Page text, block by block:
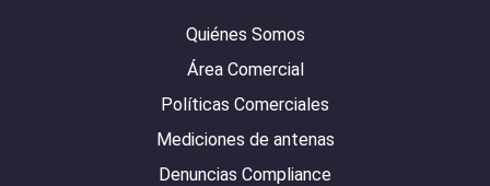
Quiénes Somos
Área Comercial
Políticas Comerciales
Mediciones de antenas
Denuncias Compliance